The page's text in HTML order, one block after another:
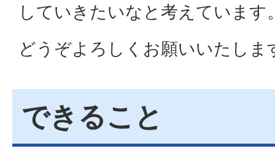
していきたいなと考えています
どうぞよろしくお願いいたしま
できること